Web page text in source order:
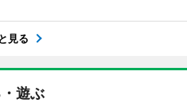
見る
遊ぶ